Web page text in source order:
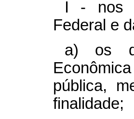
I - nos
Federal e
a) os
pública,
finalidade;